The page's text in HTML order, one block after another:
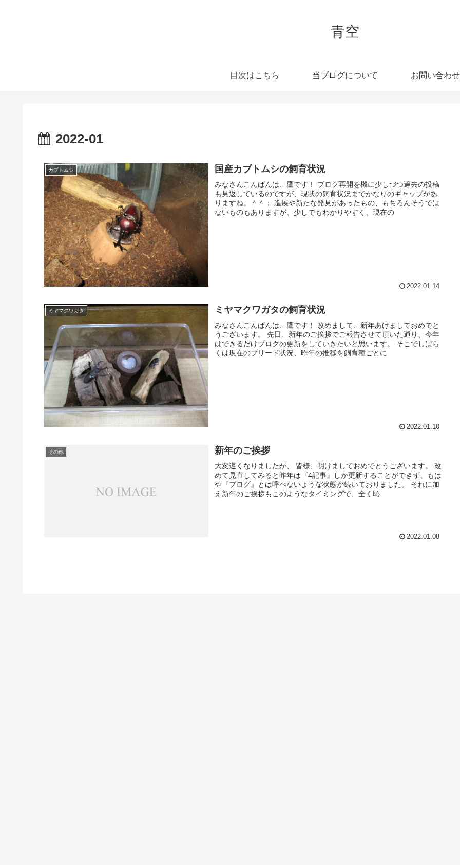
青空
目次はこちら 当ブログについて お問い合わせ
2022-01
カブトムシ 国産カブトムシの飼育状況
みなさんこんばんは、鷹です！ ブログ再開を機に少しづつ過去の投稿
も見返しているのですが、現状の飼育状況までかなりのギャップがあ
りますね。＾＾； 進展や新たな発見があったもの、もちろんそうでは
ないものもありますが、少しでもわかりやすく、現在の
2022.01.14
ミヤマクワガタ ミヤマクワガタの飼育状況
みなさんこんばんは、鷹です！ 改めまして、新年あけましておめでと
うございます。 先日、新年のご挨拶でご報告させて頂いた通り、今年
はできるだけブログの更新をしていきたいと思います。 そこでしばら
くは現在のブリード状況、昨年の推移を飼育種ごとに
2022.01.10
その他 新年のご挨拶
大変遅くなりましたが、 皆様、明けましておめでとうございます。 改
めて見直してみると昨年は『4記事』しか更新することができず、もは
や『ブログ』とは呼べないような状態が続いておりました。 それに加
え新年のご挨拶もこのようなタイミングで、全く恥
2022.01.08